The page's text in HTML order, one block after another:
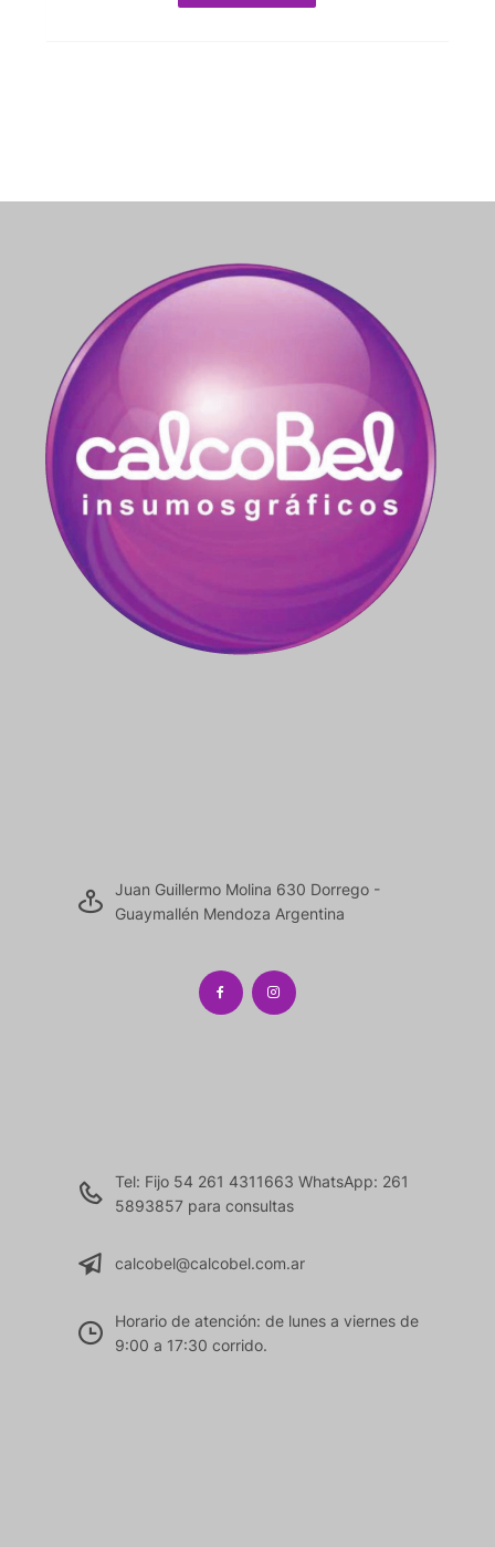
Juan Guillermo Molina 630 Dorrego -
Guaymallén Mendoza Argentina
Tel: Fijo 54 261 4311663 WhatsApp: 261
5893857 para consultas
calcobel@calcobel.com.ar
Horario de atención: de lunes a viernes de
9:00 a 17:30 corrido.